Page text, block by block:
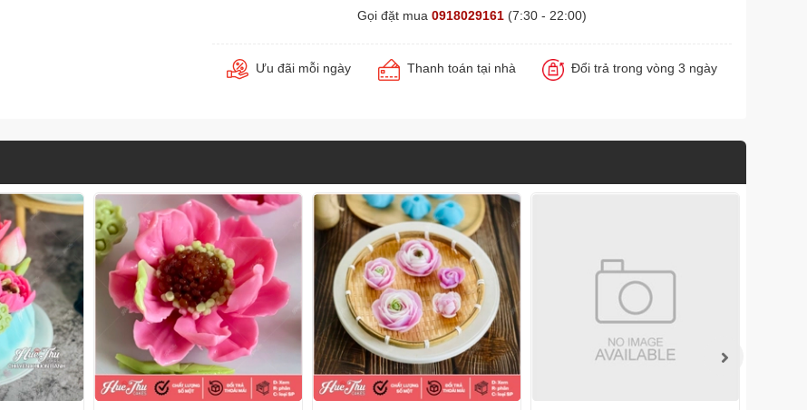
Gọi đặt mua 0918029161 (7:30 - 22:00)
Ưu đãi mỗi ngày Thanh toán tại nhà Đổi trả trong vòng 3 ngày